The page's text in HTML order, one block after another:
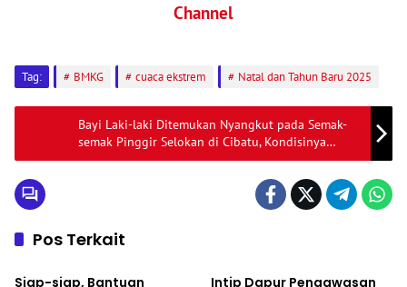
Channel
Tag: BMKG cuaca ekstrem Natal dan Tahun Baru 2025
Bayi Laki-laki Ditemukan Nyangkut pada Semak-
semak Pinggir Selokan di Cibatu, Kondisinya
Masih Hidup
Pos Terkait
Nasional
Siap-siap, Bantuan Intip Dapur Pengawasan